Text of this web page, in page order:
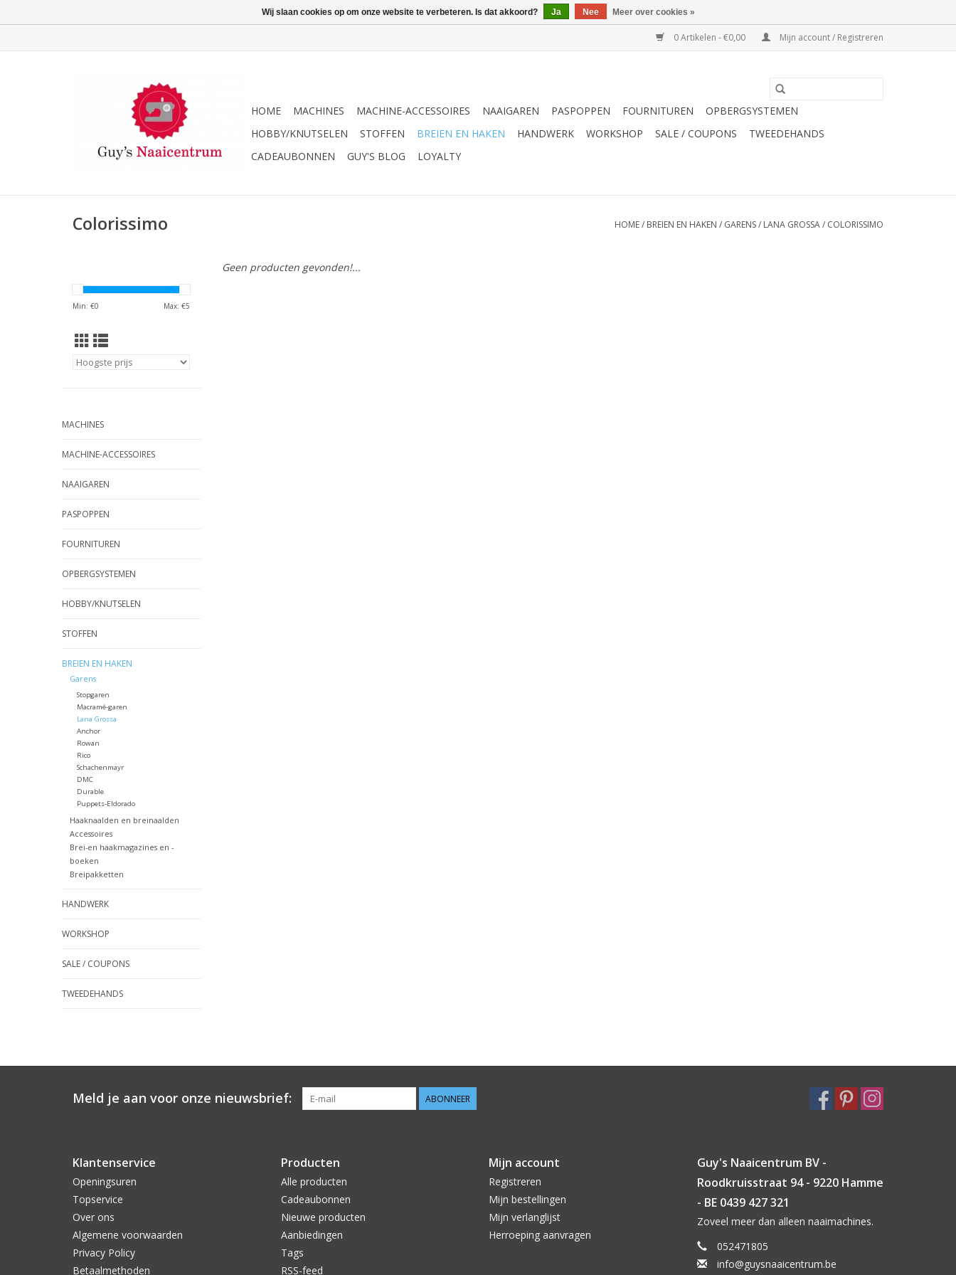
0 Artikelen - €0,00 Mijn account / Registreren
HOME MACHINES MACHINE-ACCESSOIRES NAAIGAREN PASPOPPEN FOURNITUREN
OPBERGSYSTEMEN
HOBBY/KNUTSELEN
STOFFEN BREIEN EN HAKEN HANDWERK WORKSHOP SALE / COUPONS
TWEEDEHANDS
CADEAUBONNEN
GUY'S BLOG LOYALTY
Colorissimo HOME/ BREIEN EN HAKEN / GARENS/ LANA GROSSA/ COLORISSIMO
Min: €0 Max: €5
MACHINES
MACHINE-ACCESSOIRES
NAAIGAREN
PASPOPPEN
FOURNITUREN
OPBERGSYSTEMEN
HOBBY/KNUTSELEN
STOFFEN
BREIEN EN HAKEN
Garens
Stopgaren
Macramé-garen
Lana Grossa
Anchor
Rowan
Rico
Schachenmayr
DMC
Durable
Puppets-Eldorado
Haaknaalden en breinaalden
Accessoires
Brei-en haakmagazines en -
boeken
Breipakketten
HANDWERK
WORKSHOP
SALE / COUPONS
TWEEDEHANDS
Geen producten gevonden!...
Meld je aan voor onze nieuwsbrief: ABONNEER
Klantenservice
Openingsuren
Topservice
Over ons
Algemene voorwaarden
Privacy Policy
Betaalmethoden
Producten
Alle producten
Cadeaubonnen
Nieuwe producten
Aanbiedingen
Tags
RSS-feed
Mijn account
Registreren
Mijn bestellingen
Mijn verlanglijst
Herroeping aanvragen
Guy's Naaicentrum BV -
Roodkruisstraat 94 - 9220 Hamme
- BE 0439 427 321
Zoveel meer dan alleen naaimachines.
052471805
info@guysnaaicentrum.be
Wij slaan cookies op om onze website te verbeteren. Is dat akkoord? Ja Nee Meer over cookies »